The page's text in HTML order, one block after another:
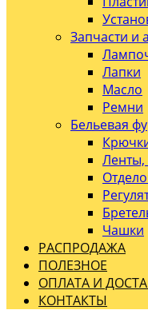
Запчасти и
Лапки
Масло
Ремни
Бельевая
Ленты,
Чашки
РАСПРОДАЖА
ПОЛЕЗНОЕ
ОПЛАТА И
КОНТАКТЫ